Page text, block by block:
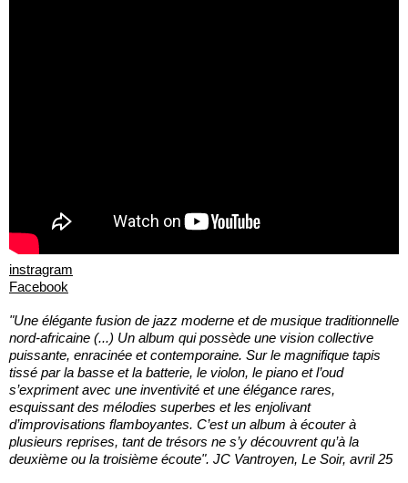
instragram
Facebook
"Une élégante fusion de jazz moderne et de musique traditionnelle
nord-africaine (...) Un album qui possède une vision collective
puissante, enracinée et contemporaine. Sur le magnifique tapis
tissé par la basse et la batterie, le violon, le piano et l’oud
s’expriment avec une inventivité et une élégance rares,
esquissant des mélodies superbes et les enjolivant
d’improvisations flamboyantes. C’est un album à écouter à
plusieurs reprises, tant de trésors ne s’y découvrent qu’à la
deuxième ou la troisième écoute". JC Vantroyen, Le Soir, avril 25